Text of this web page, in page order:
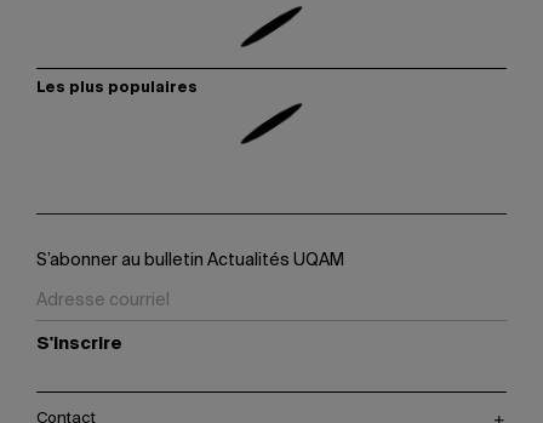
Les plus populaires
S’abonner au bulletin Actualités UQAM
S'inscrire
Contact